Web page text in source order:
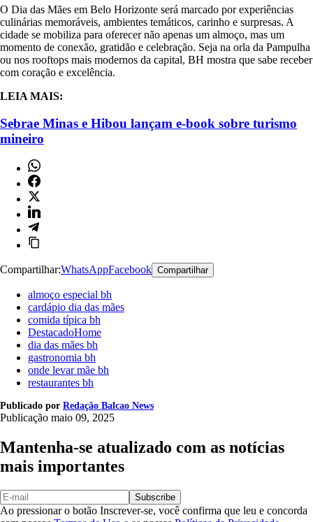
O Dia das Mães em Belo Horizonte será marcado por experiências
culinárias memoráveis, ambientes temáticos, carinho e surpresas. A
cidade se mobiliza para oferecer não apenas um almoço, mas um
momento de conexão, gratidão e celebração. Seja na orla da Pampulha
ou nos rooftops mais modernos da capital, BH mostra que sabe receber
com coração e excelência.
LEIA MAIS:
Sebrae Minas e Hibou lançam e-book sobre turismo
mineiro
Compartilhar:WhatsAppFacebook Compartilhar
almoço especial bh
cardápio dia das mães
comida típica bh
DestacadoHome
dia das mães bh
gastronomia bh
onde levar mãe bh
restaurantes bh
Publicado por Redação Balcao News
Publicação maio 09, 2025
Mantenha-se atualizado com as notícias
mais importantes
Subscribe
Ao pressionar o botão Inscrever-se, você confirma que leu e concorda